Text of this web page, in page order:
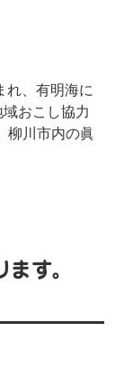
れ、有明海に
おこし協力
柳川市内の眞
ます。